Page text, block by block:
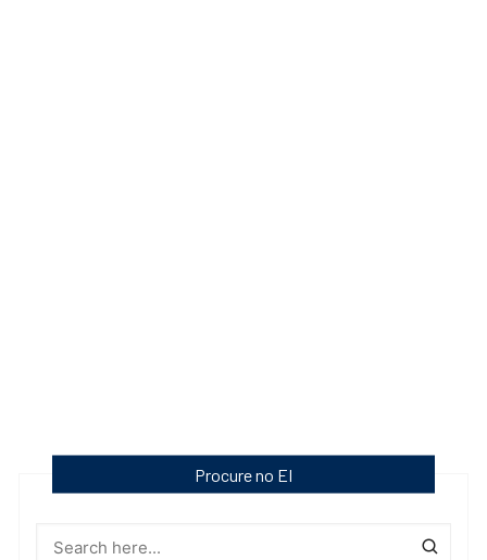
Procure no EI